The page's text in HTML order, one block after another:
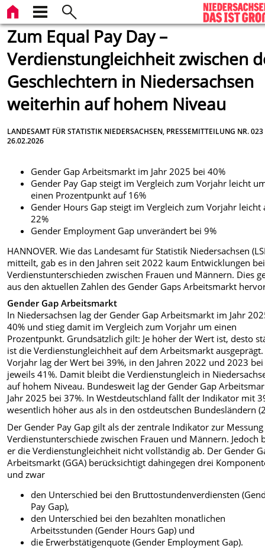
Zum Equal Pay Day –
Verdienstungleichheit zwischen
Geschlechtern in Niedersachsen
weiterhin auf hohem Niveau
LANDESAMT FÜR STATISTIK NIEDERSACHSEN, PRESSEMITTEILUNG NR.
26.02.2026
Gender Gap Arbeitsmarkt im Jahr 2025 bei 40%
Gender Pay Gap steigt im Vergleich zum Vorjahr leicht
einen Prozentpunkt auf 16%
Gender Hours Gap steigt im Vergleich zum Vorjahr leicht
22%
Gender Employment Gap unverändert bei 9%
HANNOVER. Wie das Landesamt für Statistik Niedersachsen
mitteilt, gab es in den Jahren seit 2022 kaum Entwicklungen
Verdienstunterschieden zwischen Frauen und Männern. Dies
aus den aktuellen Zahlen des Gender Gaps Arbeitsmarkt
Gender Gap Arbeitsmarkt
In Niedersachsen lag der Gender Gap Arbeitsmarkt im Jahr
40% und stieg damit im Vergleich zum Vorjahr um einen
Prozentpunkt. Grundsätzlich gilt: Je höher der Wert ist, desto
ist die Verdienstungleichheit auf dem Arbeitsmarkt
Vorjahr lag der Wert bei 39%, in den Jahren 2022 und 2023 bei
jeweils 41%. Damit bleibt die Verdienstungleich in
auf hohem Niveau. Bundesweit lag der Gender Gap
Jahr 2025 bei 37%. In Westdeutschland fällt der Indikator mit
wesentlich höher aus als in den ostdeutschen Bundesländern
Der Gender Pay Gap gilt als der zentrale Indikator zur
Verdienstunterschiede zwischen Frauen und Männern. Jedoch
er die Verdienstungleichheit nicht vollständig ab. Der Gender
Arbeitsmarkt (GGA) berücksichtigt dahingegen drei
und zwar
den Unterschied bei den Bruttostundenverdiensten
Pay Gap),
den Unterschied bei den bezahlten monatlichen
Arbeitsstunden (Gender Hours Gap) und
die Erwerbstätigenquote (Gender Employment Gap).